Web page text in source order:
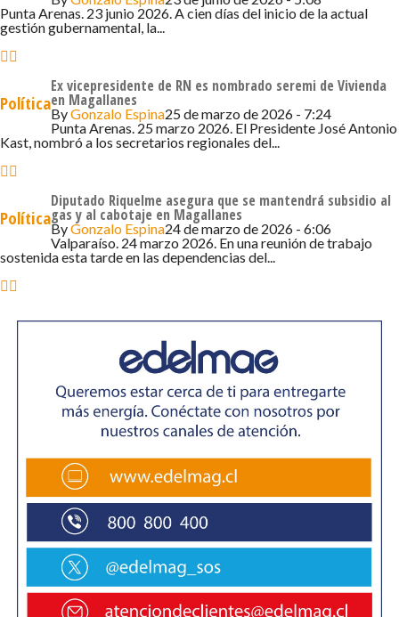
fiscales y otros. También propuso ordenar a los mandos
militares y jefes de servicio que refuercen el control sobre
(autos, viajes, casas, gastos) corresponde a su sueldo.
Las medidas consideran también implementar el uso
obligatorio del polígrafo (detector de mentiras) para
en cargos de alto riesgo o con acceso a información
sensible.
Punta Arenas. 23 junio 2026. A cien días del inicio de la actual
gestión gubernamental, la...
Política
Ex vicepresidente de RN es nombrado seremi de Vivienda
en Magallanes
ByGonzalo Espina25 de marzo de 2026 - 7:24
Punta Arenas. 25 marzo 2026. El Presidente José Antonio
Kast, nombró a los secretarios regionales del...
Política
Diputado Riquelme asegura que se mantendrá subsidio al
gas y al cabotaje en Magallanes
ByGonzalo Espina24 de marzo de 2026 - 6:06
Valparaíso. 24 marzo 2026. En una reunión de trabajo
sostenida esta tarde en las dependencias del...